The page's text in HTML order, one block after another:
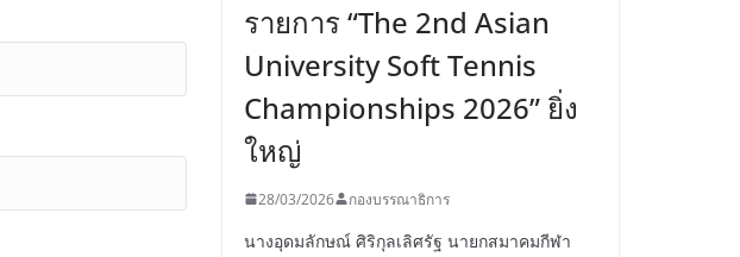
รายการ “The 2nd Asian
University Soft Tennis
Championships 2026” ยิ่ง
ใหญ่
28/03/2026 กองบรรณาธิการ
นางอุดมลักษณ์ ศิริกุลเลิศรัฐ นายกสมาคมกีฬา